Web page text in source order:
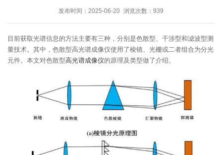
发布时间：2025-06-20 浏览次数：939
目前获取光谱信息的方法主要有三种，分别是色散型、干涉型和滤波型测
量技术。其中，色散型高光谱成像仪使用了棱镜、光栅或二者组合为分光
元件。本文对色散型高光谱成像仪的原理及类型做了介绍。